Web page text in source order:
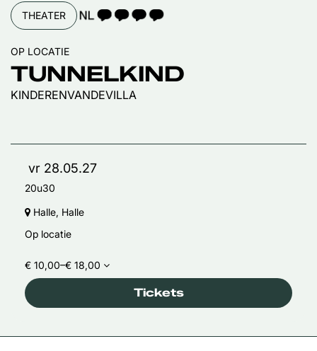
THEATER TAALICOON 4
TUNNELKIND
KINDERENVANDEVILLA
OP LOCATIE
vr 28.05.27
20u30
Halle, Halle
Op locatie
€ 10,00–€ 18,00
Tickets
Inzoomen Inzoomen